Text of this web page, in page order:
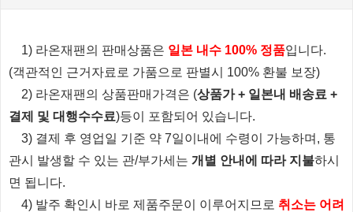
1) 라온재팬의 판매상품은 일본 내수 100% 정품입니다.
(객관적인 근거자료로 가품으로 판별시 100% 환불 보장)
2) 라온재팬의 상품판매가격은 (상품가 + 일본내 배송료 +
결제 및 대행수수료)등이 포함되어 있습니다.
3) 결제 후 영업일 기준 약 7일이내에 수령이 가능하며, 통
관시 발생할 수 있는 관/부가세는 개별 안내에 따라 지불하시
면 됩니다.
4) 발주 확인시 바로 제품주문이 이루어지므로 취소는 어려